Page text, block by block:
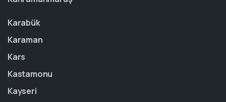
Karabük
Karaman
Kars
Kastamonu
Kayseri